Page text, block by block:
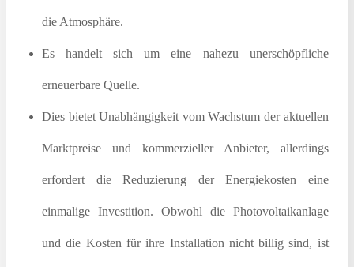
die Atmosphäre.
Es handelt sich um eine nahezu unerschöpfliche
erneuerbare Quelle.
Dies bietet Unabhängigkeit vom Wachstum der aktuellen
Marktpreise und kommerzieller Anbieter, allerdings
erfordert die Reduzierung der Energiekosten eine
einmalige Investition. Obwohl die Photovoltaikanlage
und die Kosten für ihre Installation nicht billig sind, ist